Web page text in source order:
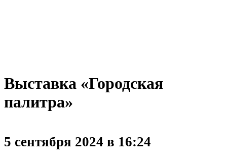
Выставка «Городская
палитра»
5 сентября 2024 в 16:24